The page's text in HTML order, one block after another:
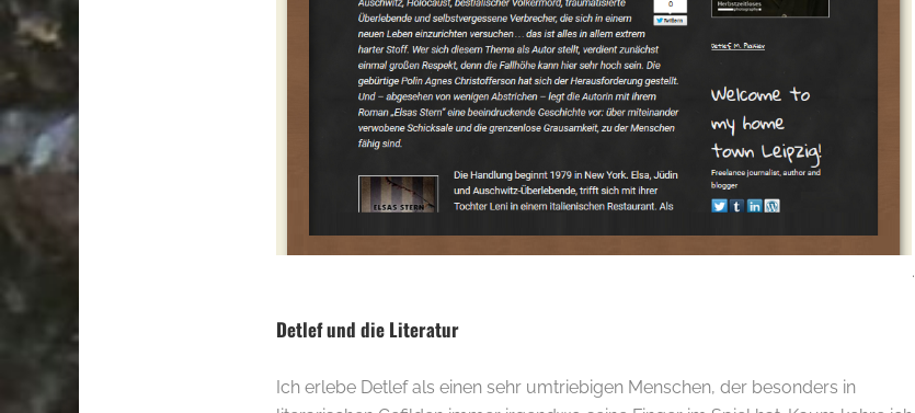
.
Detlef und die Literatur
Ich erlebe Detlef als einen sehr umtriebigen Menschen, der besonders in